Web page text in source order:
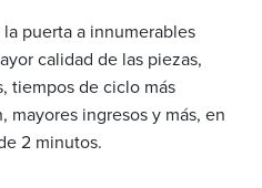
puerta a innumerables
calidad de las piezas,
tiempos de ciclo más
mayores ingresos y más, en
2 minutos.